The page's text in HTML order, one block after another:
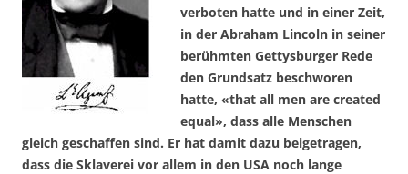
verboten hatte und in einer Zeit,
in der Abraham Lincoln in seiner
berühmten Gettysburger Rede
den Grundsatz beschworen
hatte, «that all men are created
equal», dass alle Menschen
gleich geschaffen sind. Er hat damit dazu beigetragen,
dass die Sklaverei vor allem in den USA noch lange